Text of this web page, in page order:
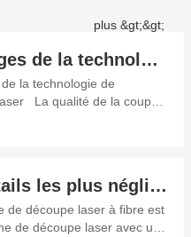
Avantages de la technologie de rainurage laser
la technologie de
La qualité de la coupe
si la pièce peut être
meulage et autres
pièce coupée présente
Les détails les plus négligés de la machine de découpe laser à fibre
de découpe laser à fibre est
de découpe laser avec un
plus &gt;&gt;